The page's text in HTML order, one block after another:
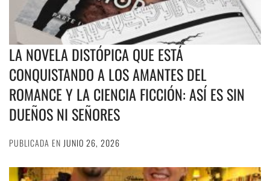
LA NOVELA DISTÓPICA QUE ESTÁ
CONQUISTANDO A LOS AMANTES DEL
ROMANCE Y LA CIENCIA FICCIÓN: ASÍ ES SIN
DUEÑOS NI SEÑORES
PUBLICADA EN JUNIO 26, 2026